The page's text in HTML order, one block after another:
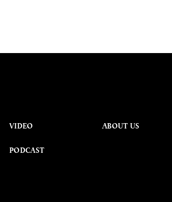
VIDEO
PODCAST
ABOUT US